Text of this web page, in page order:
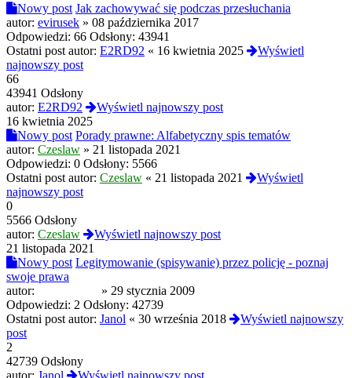
Nowy post Jak zachowywać się podczas przesłuchania
autor: evirusek » 08 października 2017
Odpowiedzi: 66 Odsłony: 43941
Ostatni post autor: E2RD92 « 16 kwietnia 2025
Wyświetl
najnowszy post
66
43941 Odsłony
autor: E2RD92
Wyświetl najnowszy post
16 kwietnia 2025
Nowy post Porady prawne: Alfabetyczny spis tematów
autor: Czeslaw » 21 listopada 2021
Odpowiedzi: 0 Odsłony: 5566
Ostatni post autor: Czeslaw « 21 listopada 2021
Wyświetl
najnowszy post
0
5566 Odsłony
autor: Czeslaw
Wyświetl najnowszy post
21 listopada 2021
Nowy post Legitymowanie (spisywanie) przez policję - poznaj
swoje prawa
autor:
» 29 stycznia 2009
Odpowiedzi: 2 Odsłony: 42739
Ostatni post autor: Janol « 30 września 2018
Wyświetl najnowszy
post
2
42739 Odsłony
autor: Janol
Wyświetl najnowszy post